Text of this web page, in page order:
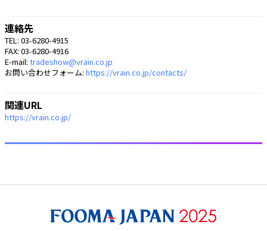
連絡先
TEL: 03-6280-4915
FAX: 03-6280-4916
E-mail: tradeshow@vrain.co.jp
お問い合わせフォーム: https://vrain.co.jp/contacts/
関連URL
https://vrain.co.jp/